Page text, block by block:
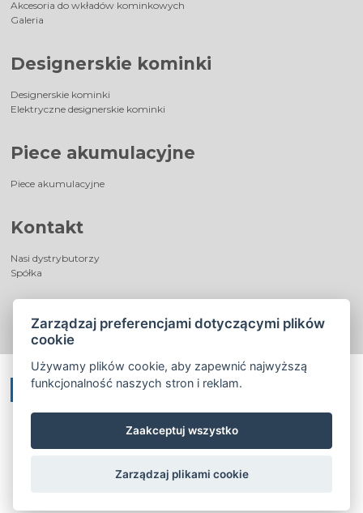
Akcesoria do wkładów kominkowych
Galeria
Designerskie kominki
Designerskie kominki
Elektryczne designerskie kominki
Piece akumulacyjne
Piece akumulacyjne
Kontakt
Nasi dystrybutorzy
Spółka
Zarządzaj preferencjami dotyczącymi plików
cookie
Używamy plików cookie, aby zapewnić najwyższą
funkcjonalność naszych stron i reklam.
Zaakceptuj wszystko
Zarządzaj plikami cookie